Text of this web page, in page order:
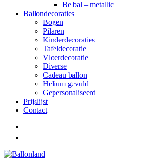
Belbal – metallic
Ballondecoraties
Bogen
Pilaren
Kinderdecoraties
Tafeldecoratie
Vloerdecoratie
Diverse
Cadeau ballon
Helium gevuld
Gepersonaliseerd
Prijslijst
Contact